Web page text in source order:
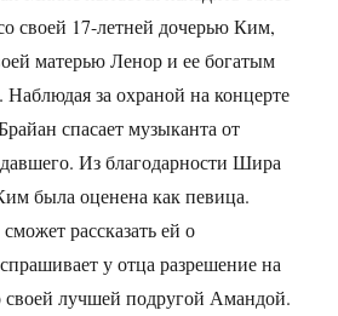
своей 17-летней дочерью Ким,
матерью Ленор и ее богатым
за охраной на концерте
спасает музыканта от
Из благодарности Шира
была оценена как певица.
рассказать ей о
у отца разрешение на
лучшей подругой Амандой.